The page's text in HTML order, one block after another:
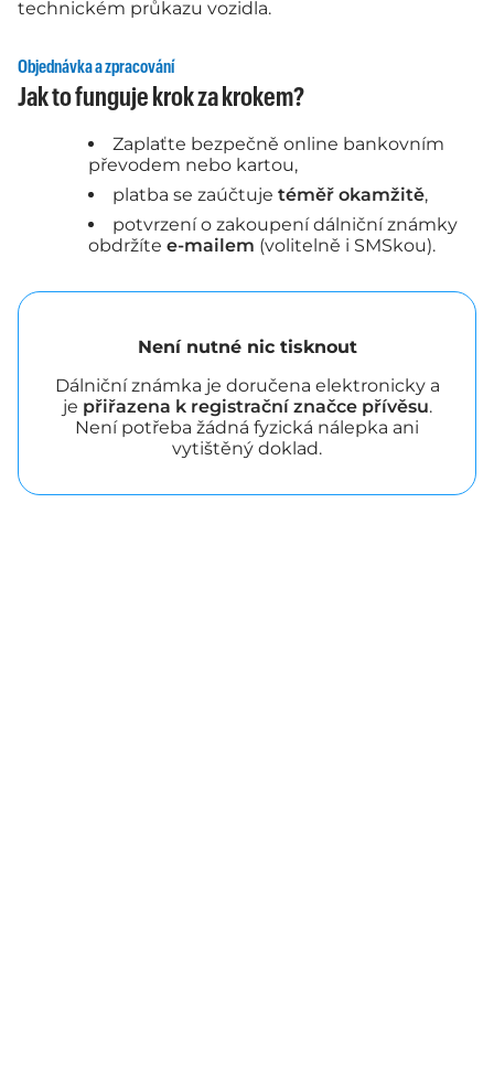
technickém průkazu vozidla.
Objednávka a zpracování
Jak to funguje krok za krokem?
Zaplaťte bezpečně online bankovním
převodem nebo kartou,
platba se zaúčtuje téměř okamžitě,
potvrzení o zakoupení dálniční známky
obdržíte e-mailem (volitelně i SMSkou).
Není nutné nic tisknout
Dálniční známka je doručena elektronicky a
je přiřazena k registrační značce přívěsu.
Není potřeba žádná fyzická nálepka ani
vytištěný doklad.